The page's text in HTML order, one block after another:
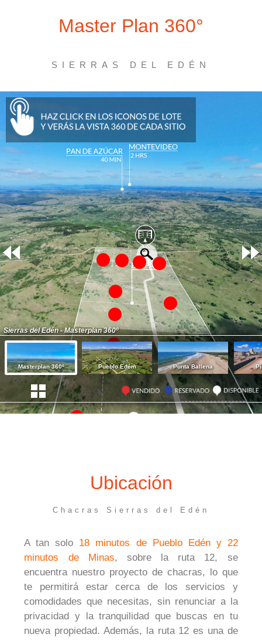
Master Plan 360°
SIERRAS DEL EDÉN
Ubicación
Chacras Sierras del Edén
A tan solo 18 minutos de Pueblo Edén y 22
minutos de Minas, sobre la ruta 12, se
encuentra nuestro proyecto de chacras, lo que
te permitirá estar cerca de los servicios y
comodidades que necesitas, sin renunciar a la
privacidad y la tranquilidad que buscas en tu
nueva propiedad. Además, la ruta 12 es una de